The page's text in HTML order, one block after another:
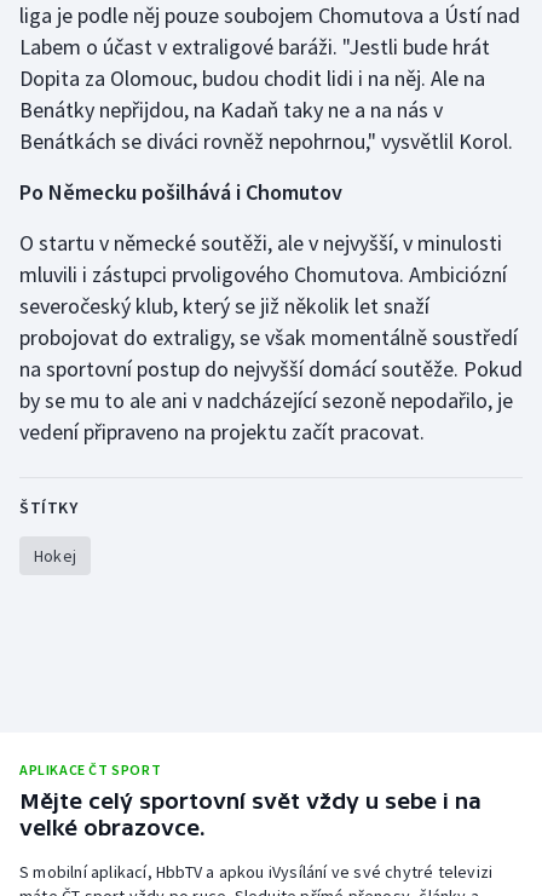
Plavání
Plážový volejbal
Ragby
Rychlobruslení
Rychlostní kanoistika
Short track
Sportovní střelba
Stolní tenis
liga je podle něj pouze soubojem Chomutova a Ústí nad
Labem o účast v extraligové baráži. "Jestli bude hrát
Dopita za Olomouc, budou chodit lidi i na něj. Ale na
Benátky nepřijdou, na Kadaň taky ne a na nás v
Benátkách se diváci rovněž nepohrnou," vysvětlil Korol.
Po Německu pošilhává i Chomutov
O startu v německé soutěži, ale v nejvyšší, v minulosti
mluvili i zástupci prvoligového Chomutova. Ambiciózní
severočeský klub, který se již několik let snaží
probojovat do extraligy, se však momentálně soustředí
na sportovní postup do nejvyšší domácí soutěže. Pokud
by se mu to ale ani v nadcházející sezoně nepodařilo, je
vedení připraveno na projektu začít pracovat.
ŠTÍTKY
Hokej
APLIKACE ČT SPORT
Mějte celý sportovní svět vždy u sebe i na
velké obrazovce.
S mobilní aplikací, HbbTV a apkou iVysílání ve své chytré televizi